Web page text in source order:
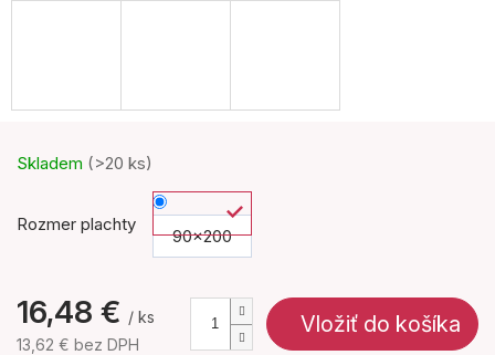
Skladem (>20 ks)
Rozmer plachty
90x200
16,48 € / ks
13,62 € bez DPH
Vložiť do košíka